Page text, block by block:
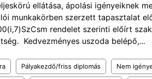
ellátása, ápolási igényeiknek
munkakörben szerzett tapasztalat
rendelet szerinti előírt
Kedvezményes uszoda belépő,...
Pályakezdő/friss diplomás Nem